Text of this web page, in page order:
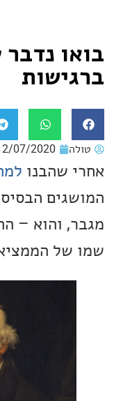
נדבר על
12/07/2020
15:10
שהבנולמה צריך
הבסיסיים
והוא – ההספק.
הממציא גדול של